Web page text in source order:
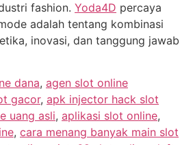
fashion. Yoda4D percaya
adalah tentang kombinasi
inovasi, dan tanggung jawab
dana, agen slot online
gacor, apk injector hack slot
uang asli, aplikasi slot online,
, cara menang banyak main slot